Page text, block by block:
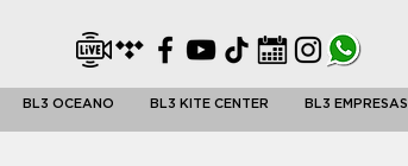
BL3 OCEANO BL3 KITE CENTER BL3 EMPRESAS